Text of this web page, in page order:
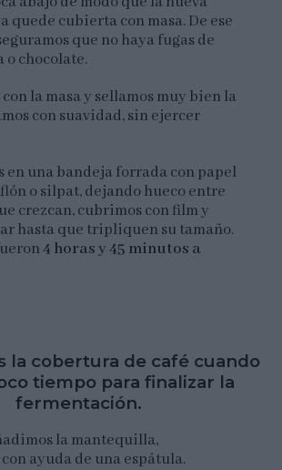
quede cubierta con masa. De ese
que no haya fugas de
chocolate.
la masa y sellamos muy bien la
con suavidad, sin ejercer
en una bandeja forrada con papel
o silpat, dejando hueco entre
crezcan, cubrimos con film y
hasta que tripliquen su tamaño.
4 horas y 45 minutos a
la cobertura de café cuando
tiempo para finalizar la
fermentación.
la mantequilla,
ayuda de una espátula.